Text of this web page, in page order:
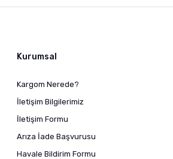
Kurumsal
Kargom Nerede?
İletişim Bilgilerimiz
İletişim Formu
Arıza İade Başvurusu
Havale Bildirim Formu